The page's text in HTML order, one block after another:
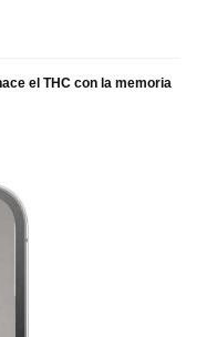
el THC con la memoria